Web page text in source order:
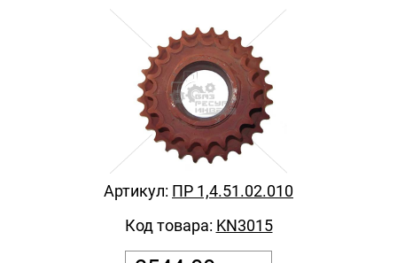
Артикул: ПР 1,4.51.02.010
Код товара: KN3015